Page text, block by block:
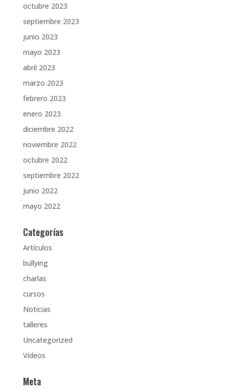
octubre 2023
septiembre 2023
junio 2023
mayo 2023
abril 2023
marzo 2023
febrero 2023
enero 2023
diciembre 2022
noviembre 2022
octubre 2022
septiembre 2022
junio 2022
mayo 2022
Categorías
Artículos
bullying
charlas
cursos
Noticias
talleres
Uncategorized
Vídeos
Meta